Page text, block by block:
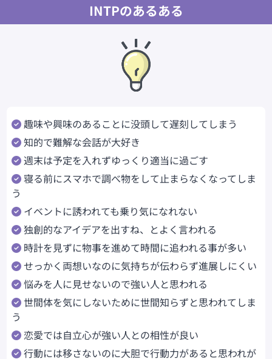
INTPのあるある
趣味や興味のあることに没頭して遅刻してしまう
知的で難解な会話が大好き
週末は予定を入れずゆっくり適当に過ごす
寝る前にスマホで調べ物をして止まらなくなってしま
う
イベントに誘われても乗り気になれない
独創的なアイデアを出すね、とよく言われる
時計を見ずに物事を進めて時間に追われる事が多い
せっかく両想いなのに気持ちが伝わらず進展しにくい
悩みを人に見せないので強い人と思われる
世間体を気にしないために世間知らずと思われてしま
う
恋愛では自立心が強い人との相性が良い
行動には移さないのに大胆で行動力があると思われが